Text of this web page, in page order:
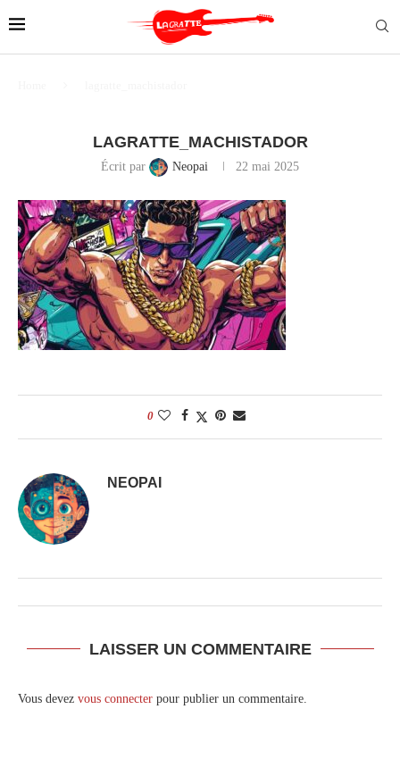
LAGRATTE_MACHISTADOR
Écrit par Neopai 22 mai 2025
0
NEOPAI
LAISSER UN COMMENTAIRE
Vous devez vous connecter pour publier un commentaire.